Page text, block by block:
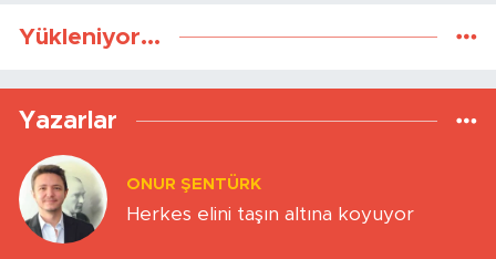
Yükleniyor...
Yazarlar
ONUR ŞENTÜRK
Herkes elini taşın altına koyuyor